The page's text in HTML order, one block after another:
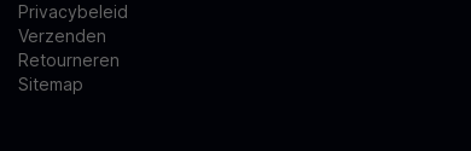
Privacybeleid
Verzenden
Retourneren
Sitemap